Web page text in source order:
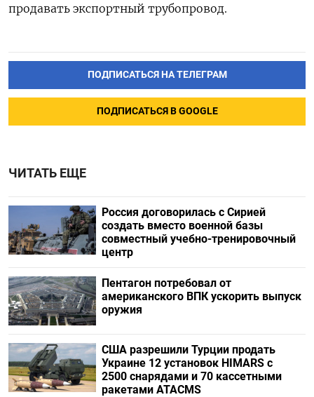
продавать экспортный трубопровод.
ПОДПИСАТЬСЯ НА ТЕЛЕГРАМ
ПОДПИСАТЬСЯ В GOOGLE
ЧИТАТЬ ЕЩЕ
Россия договорилась с Сирией
создать вместо военной базы
совместный учебно-тренировочный
центр
Пентагон потребовал от
американского ВПК ускорить выпуск
оружия
США разрешили Турции продать
Украине 12 установок HIMARS с
2500 снарядами и 70 кассетными
ракетами ATACMS